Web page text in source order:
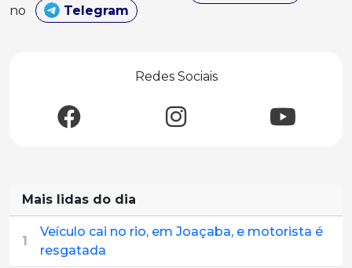
no
Telegram
Redes Sociais
Mais lidas do dia
1
Veículo cai no rio, em Joaçaba, e motorista é
resgatada